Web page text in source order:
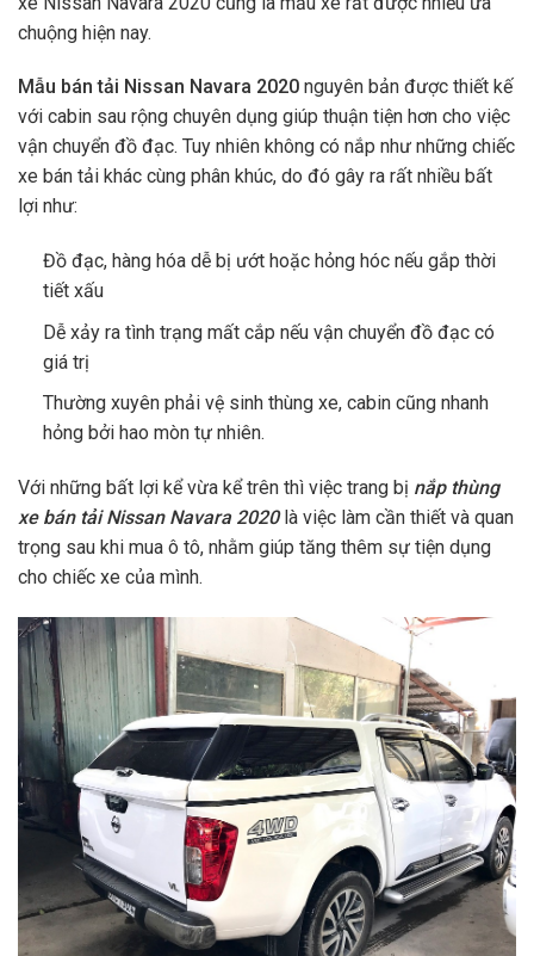
chuộng hiện nay.
Mẫu bán tải Nissan Navara 2020 nguyên bản được thiết kế
với cabin sau rộng chuyên dụng giúp thuận tiện hơn cho việc
vận chuyển đồ đạc. Tuy nhiên không có nắp như những chiếc
xe bán tải khác cùng phân khúc, do đó gây ra rất nhiều bất
lợi như:
Đồ đạc, hàng hóa dễ bị ướt hoặc hỏng hóc nếu gắp thời
tiết xấu
Dễ xảy ra tình trạng mất cắp nếu vận chuyển đồ đạc có
giá trị
Thường xuyên phải vệ sinh thùng xe, cabin cũng nhanh
hỏng bởi hao mòn tự nhiên.
Với những bất lợi kể vừa kể trên thì việc trang bị nắp thùng
xe bán tải Nissan Navara 2020là việc làm cần thiết và quan
trọng sau khi mua ô tô, nhằm giúp tăng thêm sự tiện dụng
cho chiếc xe của mình.